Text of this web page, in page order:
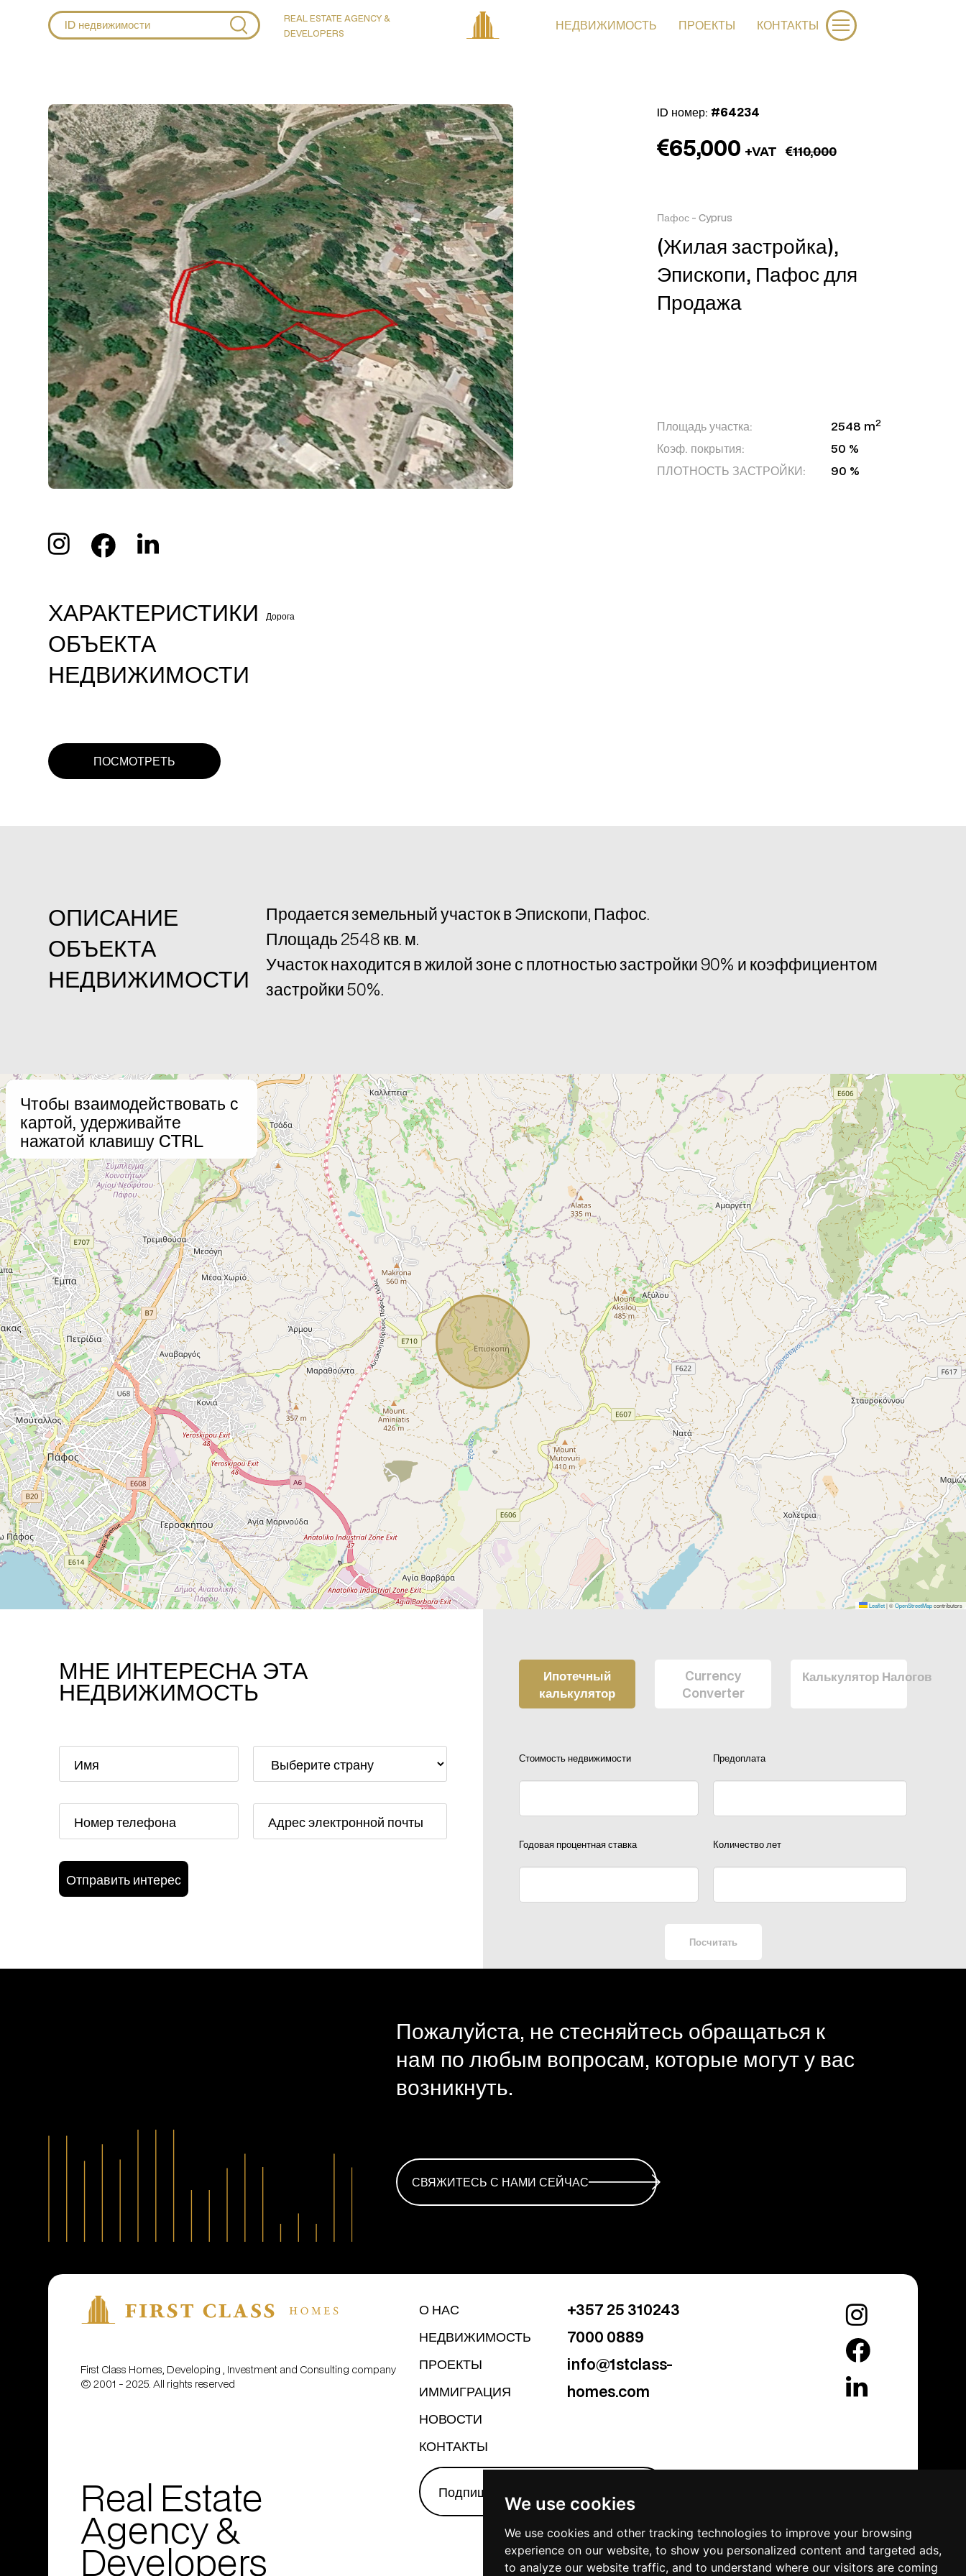
We use cookies
We use cookies and other tracking technologies to improve your browsing
experience on our website, to show you personalized content and targeted ads,
to analyze our website traffic, and to understand where our visitors are coming
REAL ESTATE AGENCY &
DEVELOPERS
НЕДВИЖИМОСТЬ ПРОЕКТЫ КОНТАКТЫ
ID номер: #64234
65,000 +VAT 110,000
Пафос- Cyprus
(Жилая застройка),
Эпископи, Пафос для
Продажа
Площадь участка: 2548 m2
Коэф. покрытия:
50 %
ПЛОТНОСТЬ ЗАСТРОЙКИ:
90 %
ХАРАКТЕРИСТИКИ
ОБЪЕКТА
НЕДВИЖИМОСТИ
ПОСМОТРЕТЬ
Дорога
ОПИСАНИЕ
ОБЪЕКТА
НЕДВИЖИМОСТИ
Продается земельный участок в Эпископи, Пафос.
Площадь 2548 кв. м.
Участок находится в жилой зоне с плотностью застройки 90% и коэффициентом
застройки 50%.
Чтобы взаимодействовать с
картой, удерживайте
нажатой клавишу CTRL
−
Leaflet|©OpenStreetMapcontributors
МНЕ ИНТЕРЕСНА ЭТА
НЕДВИЖИМОСТЬ
Ипотечный
калькулятор
Currency
Converter
Калькулятор Налогов
Стоимость недвижимости Предоплата
Годовая процентная ставка Количество лет
Посчитать
Пожалуйста, не стесняйтесь обращаться к
нам по любым вопросам, которые могут у вас
возникнуть.
СВЯЖИТЕСЬ С НАМИ СЕЙЧАС
First Class Homes, Developing , Investment and Consulting company
© 2001 - 2025. All rights reserved
О НАС
НЕДВИЖИМОСТЬ
ПРОЕКТЫ
ИММИГРАЦИЯ
НОВОСТИ
КОНТАКТЫ
+357 25 310243
7000 0889
info@1stclass-
homes.com
Real Estate
Agency &
Developers
Designed And Developed By
Design2Brand|Applabprojects